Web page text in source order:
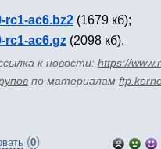
rc1-ac6.bz2 (1679 кб);
rc1-ac6.gz (2098 кб).
к новости: https://
по материалам
(0)